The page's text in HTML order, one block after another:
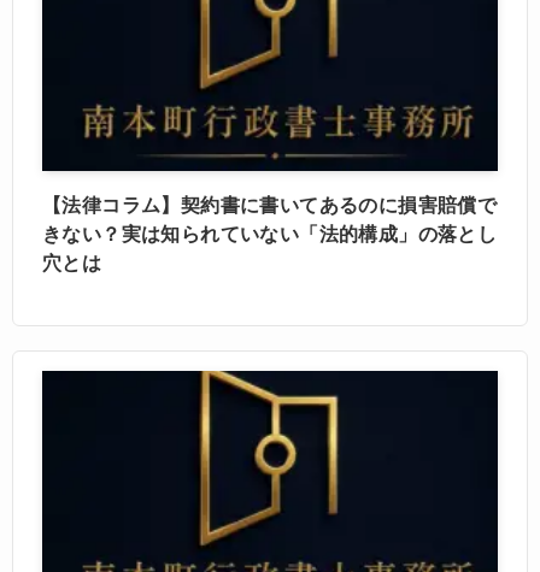
【法律コラム】契約書に書いてあるのに損害賠償で
きない？実は知られていない「法的構成」の落とし
穴とは